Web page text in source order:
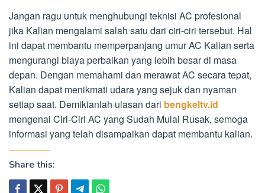
Jangan ragu untuk menghubungi teknisi AC profesional
jika Kalian mengalami salah satu dari ciri-ciri tersebut. Hal
ini dapat membantu memperpanjang umur AC Kalian serta
mengurangi biaya perbaikan yang lebih besar di masa
depan. Dengan memahami dan merawat AC secara tepat,
Kalian dapat menikmati udara yang sejuk dan nyaman
setiap saat. Demikianlah ulasan dari bengkeltv.id
mengenai Ciri-Ciri AC yang Sudah Mulai Rusak, semoga
informasi yang telah disampaikan dapat membantu kalian.
Share this: